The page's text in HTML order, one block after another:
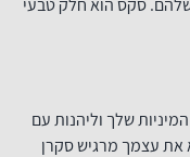
סקס הוא חלק טבעי
שלך וליהנות עם
את עצמך מרגיש סקרן